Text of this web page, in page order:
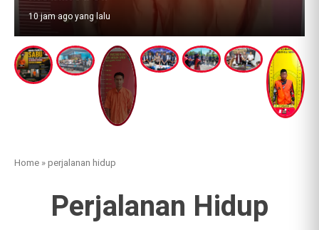
Home »perjalanan hidup
Perjalanan Hidup